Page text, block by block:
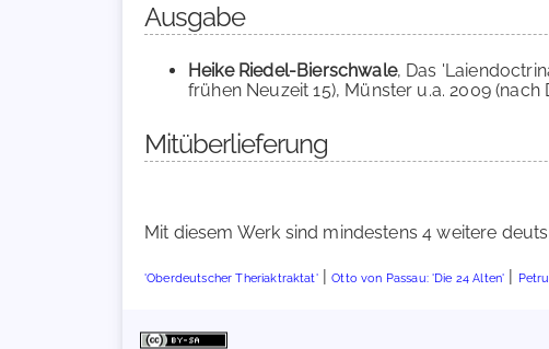
Ausgabe
Heike Riedel-Bierschwale, Das
frühen Neuzeit 15), Münster u.a. 2009 (nach
Mitüberlieferung
Mit diesem Werk sind mindestens 4 weitere
'Oberdeutscher Theriaktraktat'|Otto von Passau: 'Die 24 Alten' |